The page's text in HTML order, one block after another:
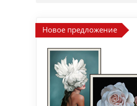
Новое предложение